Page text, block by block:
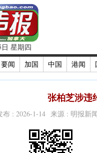
日 星期四
要闻 加国 中国 港闻
张柏芝涉违
布 : 2026-1-14 来源 : 明报新